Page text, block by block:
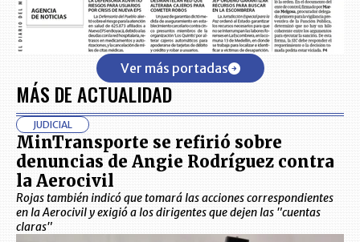
Ver más portadas
MÁS DE ACTUALIDAD
JUDICIAL
MinTransporte se refirió sobre
denuncias de Angie Rodríguez contra
la Aerocivil
Rojas también indicó que tomará las acciones correspondientes
en la Aerocivil y exigió a los dirigentes que dejen las "cuentas
claras"